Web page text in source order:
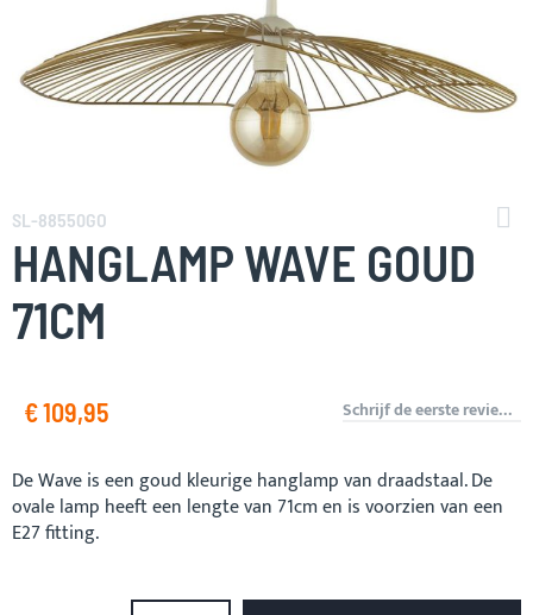
naar
het
begin
van
de
afbeeldingen-
SL-88550GO
HANGLAMP WAVE GOUD
71CM
€ 109,95 Schrijf de eerste review over dit product
De Wave is een goud kleurige hanglamp van draadstaal. De
ovale lamp heeft een lengte van 71cm en is voorzien van een
E27 fitting.